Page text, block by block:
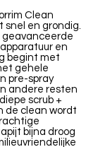
Clean
snel en grondig.
geavanceerde
en
begint met
gehele
pre-spray
andere resten
scrub +
de clean wordt
bijna droog